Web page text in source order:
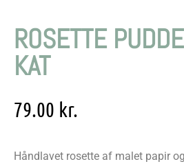
ROSETTE
KAT
79.00 kr.
Håndlavet rosette af malet papir